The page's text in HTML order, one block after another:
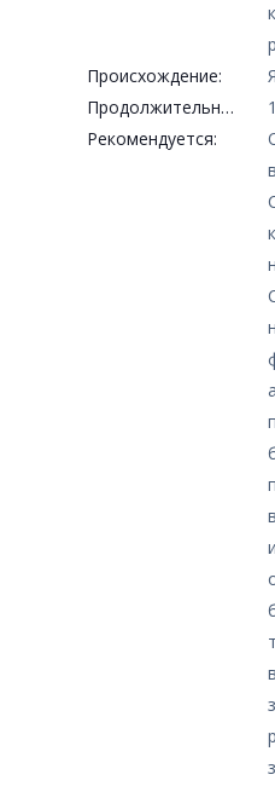
Происхождение:
Продолжительность жизни:
Рекомендуется: